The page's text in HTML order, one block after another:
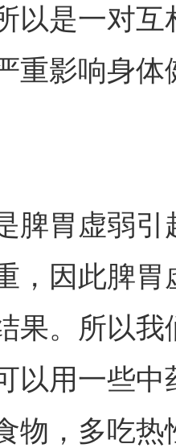
以是一对互
重影响身体
脾胃虚弱引
，因此脾胃
果。所以我
以用一些中
物，多吃热